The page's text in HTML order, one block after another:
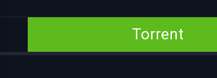
Torrent